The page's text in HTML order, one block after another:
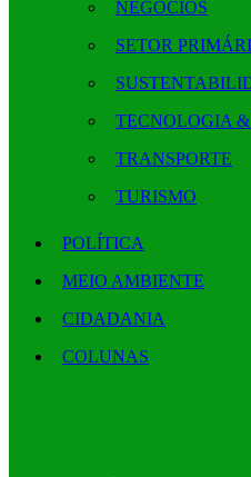
NEGÓCIOS
SETOR
TECNOLOGIA
TRANSPORTE
TURISMO
POLÍTICA
MEIO AMBIENTE
CIDADANIA
COLUNAS